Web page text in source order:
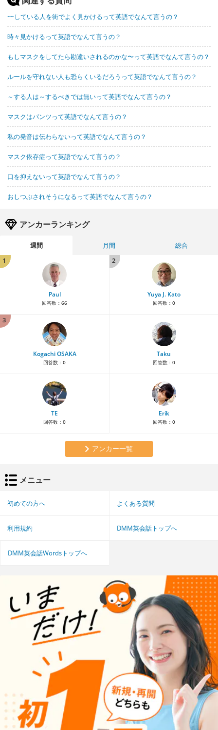
~~している人を街でよく見かけるって英語でなんて言うの？
時々見かけるって英語でなんて言うの？
もしマスクをしてたら勘違いされるのかな〜って英語でなんて言うの？
ルールを守れない人も恐らくいるだろうって英語でなんて言うの？
～する人は～するべきでは無いって英語でなんて言うの？
マスクはパンツって英語でなんて言うの？
私の発音は伝わらないって英語でなんて言うの？
マスク依存症って英語でなんて言うの？
口を抑えないって英語でなんて言うの？
おしつぶされそうになるって英語でなんて言うの？
アンカーランキング
週間 月間
総合
1
Paul
回答数： 66
2
Yuya J. Kato
回答数： 0
3
Kogachi OSAKA
回答数： 0
Taku
回答数： 0
TE
回答数： 0
Erik
回答数： 0
アンカー一覧
メニュー
初めての方へ よくある質問
利用規約 DMM英会話トップへ
DMM英会話Wordsトップへ